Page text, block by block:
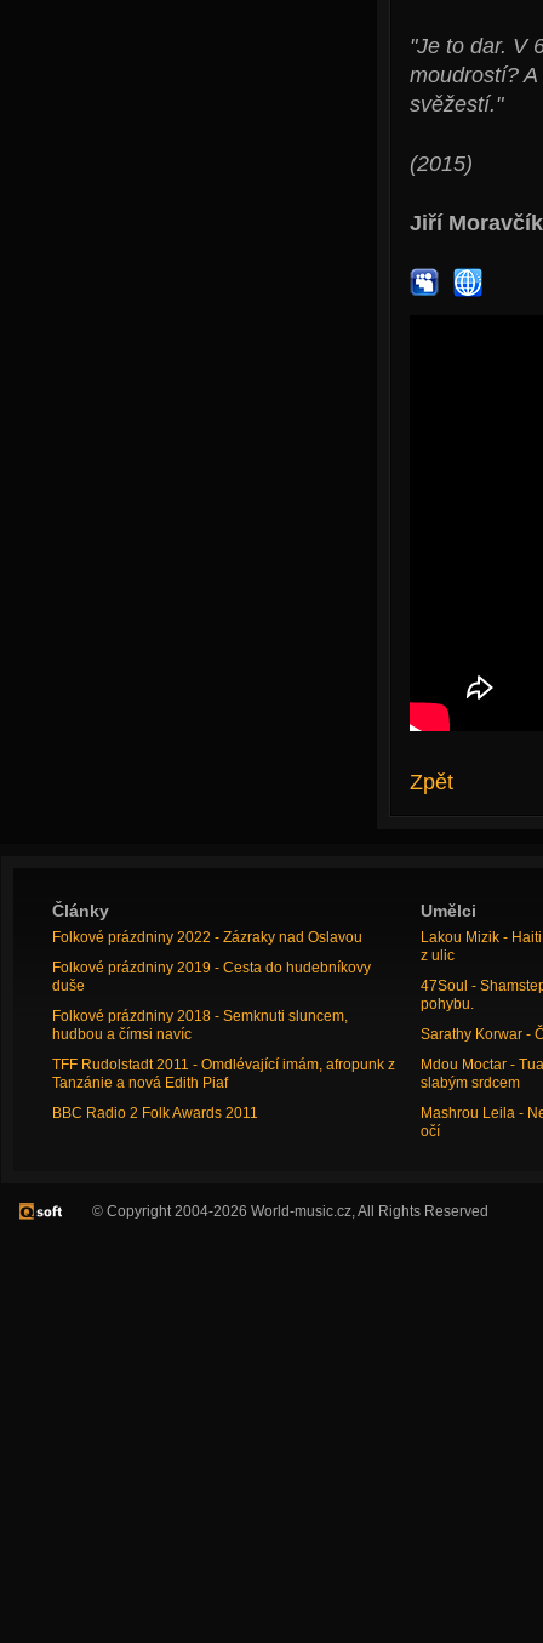
"Je to dar. V
moudrostí?
svěžestí."
(2015)
Jiří Moravčík
Zpět
Články
Folkové prázdniny 2022 - Zázraky nad Oslavou
Folkové prázdniny 2019 - Cesta do hudebníkovy
duše
Folkové prázdniny 2018 - Semknuti sluncem,
hudbou a čímsi navíc
TFF Rudolstadt 2011 - Omdlévající imám, afropunk z
Tanzánie a nová Edith Piaf
BBC Radio 2 Folk Awards 2011
Umělci
Lakou Mizik -
z ulic
47Soul -
pohybu.
Sarathy Korwar -
Mdou Moctar -
slabým srdcem
Mashrou Leila -
očí
© Copyright 2004-2026 World-music.cz, All Rights Reserved